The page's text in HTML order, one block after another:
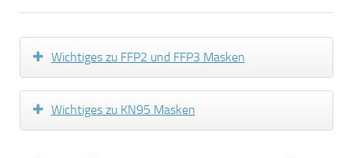
Wichtiges zu FFP2 und FFP3 Masken
Wichtiges zu KN95 Masken